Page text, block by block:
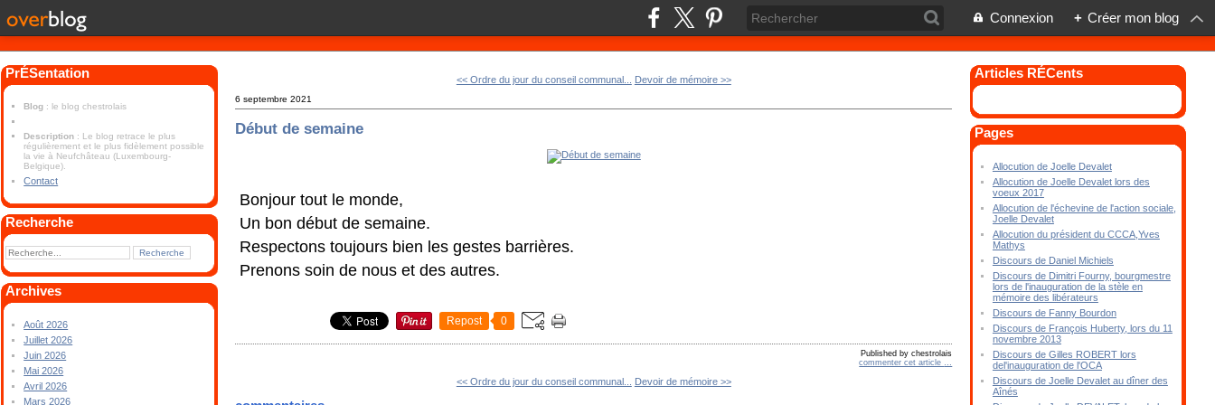
Connexion + Créer mon blog
PrÉSentation
Blog : le blog chestrolais
Description : Le blog retrace le plus
régulièrement et le plus fidèlement possible
la vie à Neufchâteau (Luxembourg-
Belgique).
Contact
Recherche
Archives
Août 2026
Juillet 2026
Juin 2026
Mai 2026
Avril 2026
Mars 2026
<< Ordre du jour du conseil communal... Devoir de mémoire >>
6 septembre 2021
Début de semaine
Bonjour tout le monde,
Un bon début de semaine.
Respectons toujours bien les gestes barrières.
Prenons soin de nous et des autres.
Repost 0
Published by chestrolais
commenter cet article
<< Ordre du jour du conseil communal... Devoir de mémoire >>
Articles RÉCents
Pages
Allocution de Joelle Devalet
Allocution de Joelle Devalet lors des
voeux 2017
Allocution de l'échevine de l'action sociale,
Joelle Devalet
Allocution du président du CCCA,Yves
Mathys
Discours de Daniel Michiels
Discours de Dimitri Fourny, bourgmestre
lors de l'inauguration de la stèle en
mémoire des libérateurs
Discours de Fanny Bourdon
Discours de François Huberty, lors du 11
novembre 2013
Discours de Gilles ROBERT lors
del'inauguration de l'OCA
Discours de Joelle Devalet au dîner des
Aînés